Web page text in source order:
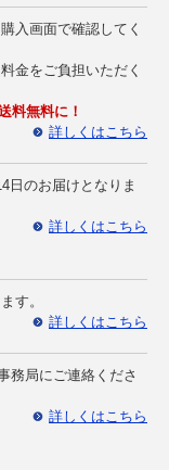
入画面で確認してく
金をご負担いただく
料無料に！
詳しくはこちら
日のお届けとなりま
詳しくはこちら
す。
詳しくはこちら
務局にご連絡くださ
詳しくはこちら